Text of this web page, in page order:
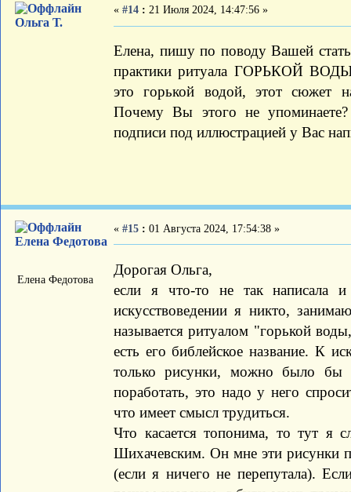
Ольга Т.
« #14 : 21 Июля 2024, 14:47:56 »
Елена, пишу по поводу Вашей
практики ритуала ГОРЬКОЙ
это горькой водой, этот сюжет
Почему Вы этого не
подписи под иллюстрацией у Вас
Елена Федотова
Елена Федотова
« #15 : 01 Августа 2024, 17:54:38 »
Дорогая Ольга,
если я что-то не так
искусствоведении я никто,
называется ритуалом "горькой
есть его библейское название. К
только рисунки, можно было бы
поработать, это надо у него
что имеет смысл трудиться.
Что касается топонима, то тут я
Шихачевским. Он мне эти рисунки
(если я ничего не перепутала).